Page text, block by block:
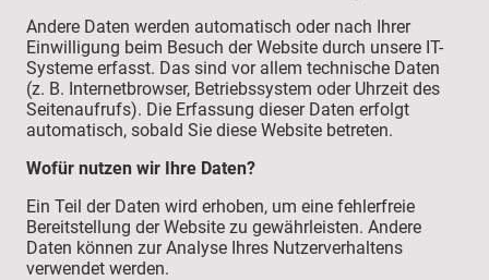
Andere Daten werden automatisch oder nach Ihrer
Einwilligung beim Besuch der Website durch unsere IT-
Systeme erfasst. Das sind vor allem technische Daten
(z. B. Internetbrowser, Betriebssystem oder Uhrzeit des
Seitenaufrufs). Die Erfassung dieser Daten erfolgt
automatisch, sobald Sie diese Website betreten.
Wofür nutzen wir Ihre Daten?
Ein Teil der Daten wird erhoben, um eine fehlerfreie
Bereitstellung der Website zu gewährleisten. Andere
Daten können zur Analyse Ihres Nutzerverhaltens
verwendet werden.